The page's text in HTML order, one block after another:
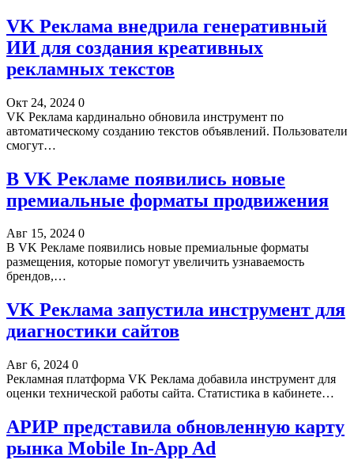
VK Реклама внедрила генеративный
ИИ для создания креативных
рекламных текстов
Окт 24, 2024 0
VK Реклама кардинально обновила инструмент по
автоматическому созданию текстов объявлений. Пользователи
смогут…
В VK Рекламе появились новые
премиальные форматы продвижения
Авг 15, 2024 0
В VK Рекламе появились новые премиальные форматы
размещения, которые помогут увеличить узнаваемость
брендов,…
VK Реклама запустила инструмент для
диагностики сайтов
Авг 6, 2024 0
Рекламная платформа VK Реклама добавила инструмент для
оценки технической работы сайта. Статистика в кабинете…
АРИР представила обновленную карту
рынка Mobile In-App Ad